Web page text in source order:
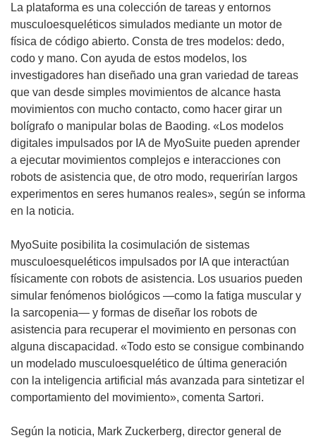
a
v
e
n
t
a
n
a
)
u
n
a
n
u
e
v
a
v
e
n
a
)
La plataforma es una colección de tareas y entornos
musculoesqueléticos simulados mediante un motor de
física de código abierto. Consta de tres modelos: dedo,
codo y mano. Con ayuda de estos modelos, los
investigadores han diseñado una gran variedad de tareas
que van desde simples movimientos de alcance hasta
movimientos con mucho contacto, como hacer girar un
bolígrafo o manipular bolas de Baoding. «Los modelos
digitales impulsados por IA de MyoSuite pueden aprender
a ejecutar movimientos complejos e interacciones con
robots de asistencia que, de otro modo, requerirían largos
experimentos en seres humanos reales», según se informa
en la noticia.
MyoSuite posibilita la cosimulación de sistemas
musculoesqueléticos impulsados por IA que interactúan
físicamente con robots de asistencia. Los usuarios pueden
simular fenómenos biológicos —como la fatiga muscular y
la sarcopenia— y formas de diseñar los robots de
asistencia para recuperar el movimiento en personas con
alguna discapacidad. «Todo esto se consigue combinando
un modelado musculoesquelético de última generación
con la inteligencia artificial más avanzada para sintetizar el
comportamiento del movimiento», comenta Sartori.
Según la noticia, Mark Zuckerberg, director general de